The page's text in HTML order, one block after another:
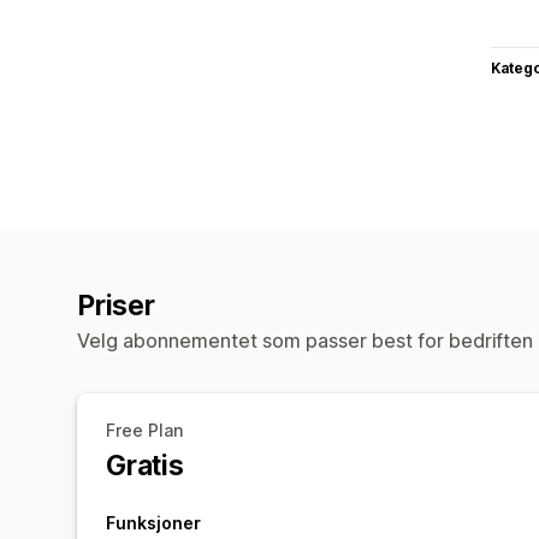
Priser
Velg abonnementet som passer best for bedriften
Free Plan
Gratis
Funksjoner